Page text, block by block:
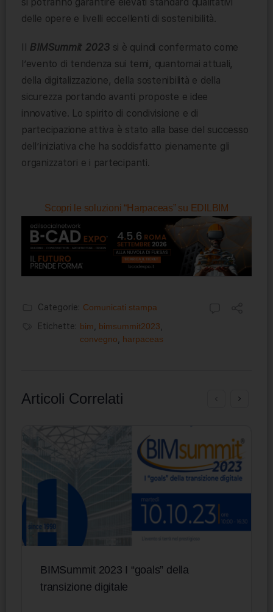
delle opere e livelli eccellenti di sostenibilità.
BIMSummit 2023si è quindi confermato come
l’evento di tendenza sui temi, quantomai attuali,
della digitalizzazione, della sostenibilità e della
sicurezza portando avanti proposte e idee
innovative. Lo spirito di condivisione e di
partecipazione attiva è stato alla base del successo
dell’iniziativa che ha soddisfatto pienamente gli
organizzatori e i partecipanti.
Scopri le soluzioni “Harpaceas” su EDILBIM
Categorie: Comunicati stampa
Etichette: bim bimsummit2023
convegno
harpaceas
Articoli Correlati
BIMSummit 2023 I “goals” della
transizione digitale